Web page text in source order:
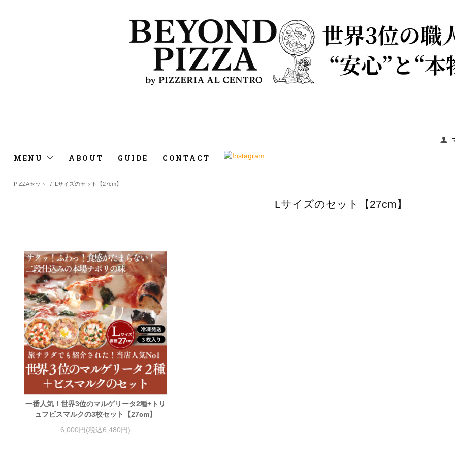
MENU ABOUT GUIDE CONTACT
PIZZAセット / Lサイズのセット【27cm】
Lサイズのセット【27cm】
一番人気！世界3位のマルゲリータ2種+トリ
ュフビスマルクの3枚セット【27cm】
6,000円(税込6,480円)